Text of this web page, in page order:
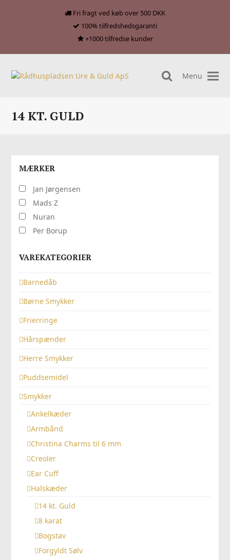
Fri fragt ved køb over 500 DKK
100% tilfredshedsgaranti
+1000 tilfredse kunder
search
Menu
14 KT. GULD
MÆRKER
Jan Jørgensen
Mads Z
Nuran
Per Borup
VAREKATEGORIER
Barnedåb
Børne Smykker
Frierringe
Hårspænder
Herre Smykker
Puddsemidel
Smykker
Ankelkæder
Armbånd
Christina Charms til 6 mm
Creoler
Ear Cuff
Halskæder
14 kt. Guld
8 karat
Bogstav
Forgyldt Sølv